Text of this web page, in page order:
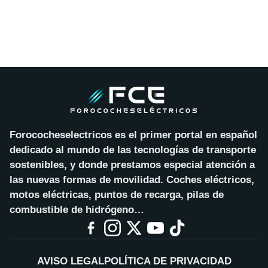
Forococheselectricos es el primer portal en español
dedicado al mundo de las tecnologías de transporte
sostenibles, y donde prestamos especial atención a
las nuevas formas de movilidad. Coches eléctricos,
motos eléctricas, puntos de recarga, pilas de
combustible de hidrógeno…
AVISO LEGALPOLÍTICA DE PRIVACIDAD